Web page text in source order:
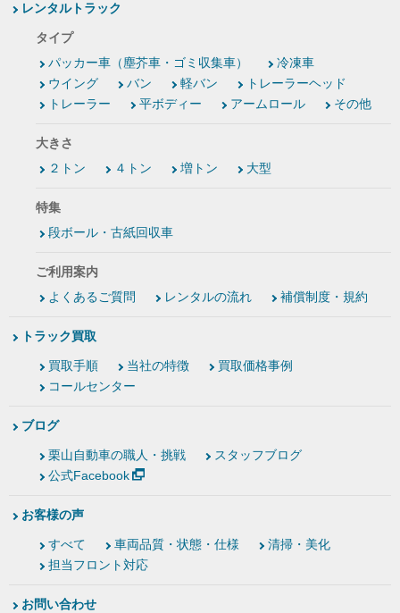
レンタルトラック
タイプ
パッカー車（塵芥車・ゴミ収集車）
冷凍車
ウイング
バン 軽バン
トレーラーヘッド
トレーラー
平ボディー アームロール その他
大きさ
２トン
４トン 増トン 大型
特集
段ボール・古紙回収車
ご利用案内
よくあるご質問
レンタルの流れ 補償制度・規約
トラック買取
買取手順 当社の特徴
買取価格事例
コールセンター
ブログ
栗山自動車の職人・挑戦
スタッフブログ
公式Facebook
お客様の声
すべて 車両品質・状態・仕様
清掃・美化
担当フロント対応
お問い合わせ